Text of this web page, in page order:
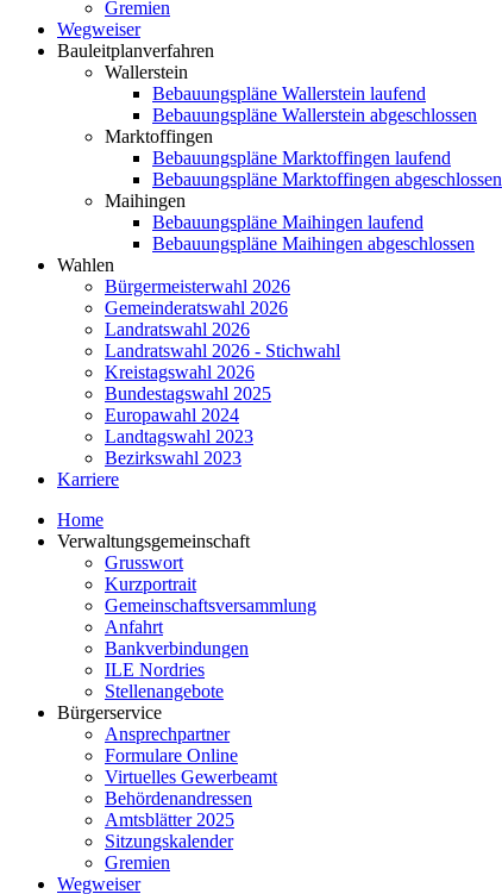
Gremien
Wegweiser
Bauleitplanverfahren
Wallerstein
Bebauungspläne Wallerstein laufend
Bebauungspläne Wallerstein abgeschlossen
Marktoffingen
Bebauungspläne Marktoffingen laufend
Bebauungspläne Marktoffingen abgeschlossen
Maihingen
Bebauungspläne Maihingen laufend
Bebauungspläne Maihingen abgeschlossen
Wahlen
Bürgermeisterwahl 2026
Gemeinderatswahl 2026
Landratswahl 2026
Landratswahl 2026 - Stichwahl
Kreistagswahl 2026
Bundestagswahl 2025
Europawahl 2024
Landtagswahl 2023
Bezirkswahl 2023
Karriere
Home
Verwaltungsgemeinschaft
Grusswort
Kurzportrait
Gemeinschaftsversammlung
Anfahrt
Bankverbindungen
ILE Nordries
Stellenangebote
Bürgerservice
Ansprechpartner
Formulare Online
Virtuelles Gewerbeamt
Behördenandressen
Amtsblätter 2025
Sitzungskalender
Gremien
Wegweiser